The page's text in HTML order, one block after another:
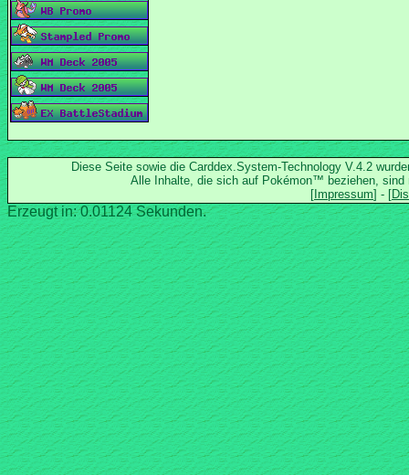
Diese Seite sowie die Carddex.System-Technology V.4.2
Alle Inhalte, die sich auf Pokémon™ beziehen, sind
Erzeugt in: 0.01124 Sekunden.